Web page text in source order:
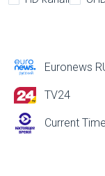
Euronews
TV24
Current Time